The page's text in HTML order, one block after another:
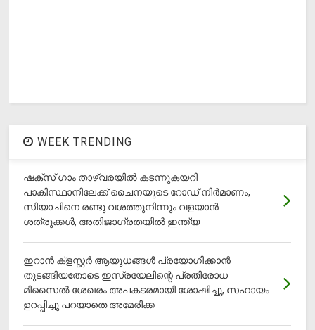
WEEK TRENDING
ഷക്സ് ​ഗാം താഴ്‌വരയിൽ കടന്നുകയറി
പാകിസ്ഥാനിലേക്ക് ചൈനയുടെ റോഡ് നിർമാണം,
സിയാചിനെ രണ്ടു വശത്തുനിന്നും വളയാൻ
ശത്രുക്കൾ, അതിജാ​ഗ്രതയിൽ ഇന്ത്യ
ഇറാന്‍ ക്‌ളസ്റ്റര്‍ ആയുധങ്ങള്‍ പ്രയോഗിക്കാന്‍
തുടങ്ങിയതോടെ ഇസ്രയേലിന്റെ പ്രതിരോധ
മിസൈല്‍ ശേഖരം അപകടരമായി ശോഷിച്ചു, സഹായം
ഉറപ്പിച്ചു പറയാതെ അമേരിക്ക